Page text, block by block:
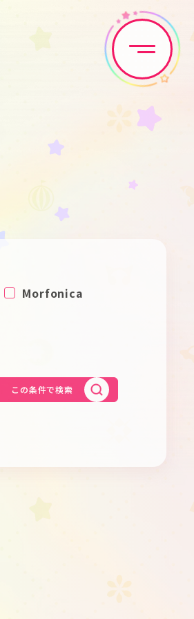
Discography
Anime
Morfonica
この条件で検索